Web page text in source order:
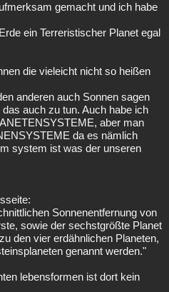
gemacht und ich habe
ein Terreristischer Planet egal
die vieleicht nicht so heißen
anderen auch Sonnen sagen
auch zu tun. Auch habe ich
aber man
da es nämlich
system ist was der unseren
Sonnenentfernung von
sowie der sechstgrößte Planet
den vier erdähnlichen Planeten,
genannt werden."
lebensformen ist dort kein